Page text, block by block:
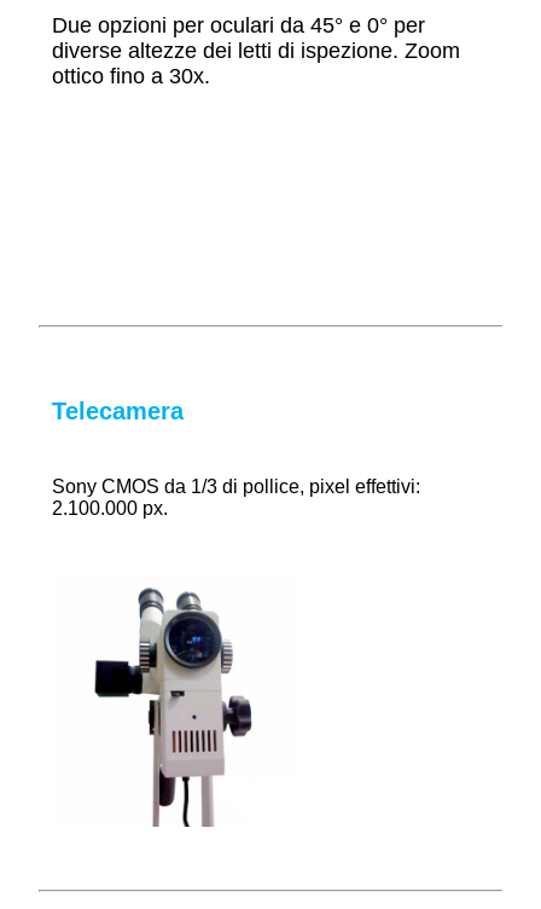
Due opzioni per oculari da 45° e 0° per
diverse altezze dei letti di ispezione. Zoom
ottico fino a 30x.
Telecamera
Sony CMOS da 1/3 di pollice, pixel effettivi:
2.100.000 px.